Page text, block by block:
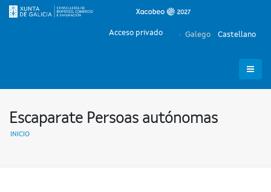
Galego Castellano
Acceso privado
Escaparate Persoas autónomas
INICIO